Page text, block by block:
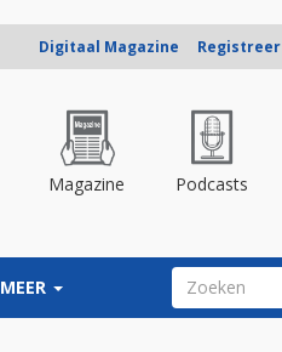
Digitaal Magazine Registreer
Magazine Podcasts
MEER ZOEKVELD